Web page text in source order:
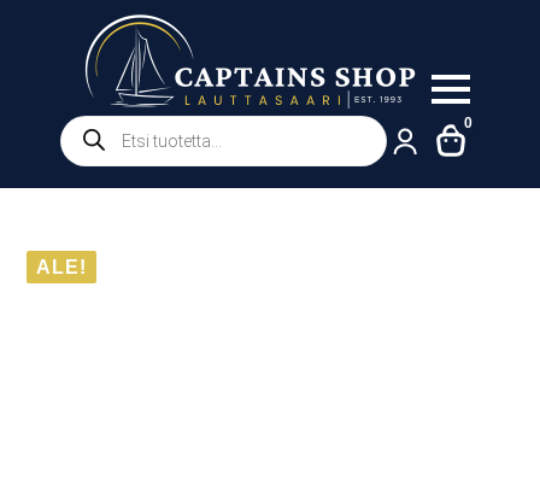
Products
search
0
ALE!